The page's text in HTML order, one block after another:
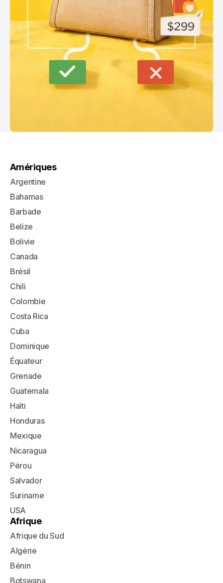
Amériques
Argentine
Bahamas
Barbade
Belize
Bolivie
Canada
Brésil
Chili
Colombie
Costa Rica
Cuba
Dominique
Équateur
Grenade
Guatemala
Haïti
Honduras
Mexique
Nicaragua
Pérou
Salvador
Suriname
USA
Afrique
Afrique du Sud
Algérie
Bénin
Botswana